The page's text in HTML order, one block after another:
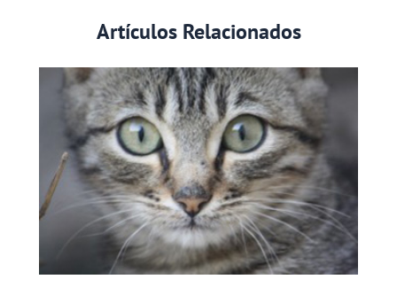
Artículos Relacionados